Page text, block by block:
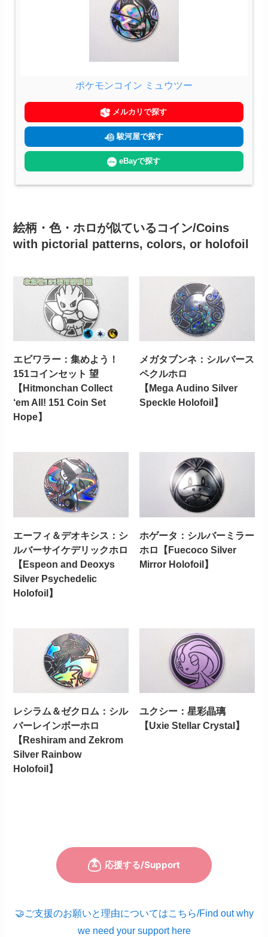
ポケモンコイン ミュウツー
メルカリで探す
駿河屋で探す
eBayで探す
絵柄・色・ホロが似ているコイン/Coins
with pictorial patterns, colors, or holofoil
エビワラー：集めよう！
151コインセット 望
【Hitmonchan Collect
‘em All! 151 Coin Set
Hope】
メガタブンネ：シルバース
ペクルホロ
【Mega Audino Silver
Speckle Holofoil】
エーフィ＆デオキシス：シ
ルバーサイケデリックホロ
【Espeon and Deoxys
Silver Psychedelic
Holofoil】
ホゲータ：シルバーミラー
ホロ【Fuecoco Silver
Mirror Holofoil】
レシラム＆ゼクロム：シル
バーレインボーホロ
【Reshiram and Zekrom
Silver Rainbow
Holofoil】
ユクシー：星彩晶璃
【Uxie Stellar Crystal】
🤝ご支援のお願いと理由についてはこちら/Find out why
we need your support here